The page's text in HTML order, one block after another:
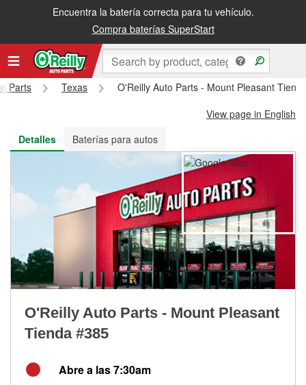
Encuentra la batería correcta para tu vehículo.
Compra baterías SuperStart
Recibe tu orden gratis al día siguiente o recógela en la tienda
Parts Texas
O'Reilly Auto Parts - Mount Pleasant
View page in English
Detalles
Baterías para autos
O'Reilly Auto Parts - Mount Pleasant
Tienda #385
Abre a las 7:30am